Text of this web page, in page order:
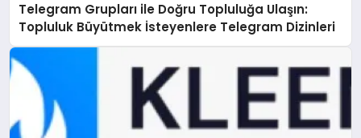
Telegram Grupları ile Doğru Topluluğa Ulaşın:
Topluluk Büyütmek İsteyenlere Telegram Dizinleri